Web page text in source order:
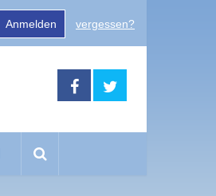
Anmelden vergessen?